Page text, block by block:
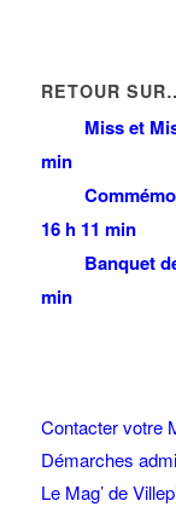
RETOUR
Miss et
min
16 h 11 min
Banquet
min
Contacter votre
Démarches
Le Mag’ de